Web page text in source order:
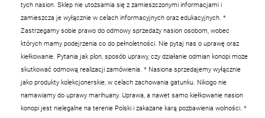
tych nasion. Sklep nie utożsamia się z zamieszczonymi informacjami i
zamieszcza je wyłącznie w celach informacyjnych oraz edukacyjnych. *
Zastrzegamy sobie prawo do odmowy sprzedaży nasion osobom, wobec
których mamy podejrzenia co do pełnoletności. Nie pytaj nas o uprawę oraz
kiełkowanie. Pytania jak plon, sposób uprawy, czy działanie odmian konopi może
skutkować odmową realizacji zamówienia. * Nasiona sprzedajemy wyłącznie
jako produkty kolekcjonerskie, w celach zachowania gatunku. Nikogo nie
namawiamy do uprawy marihuany. Uprawa, a nawet samo kiełkowanie nasion
konopi jest nielegalne na terenie Polski i zakazane karą pozbawienia wolności. *